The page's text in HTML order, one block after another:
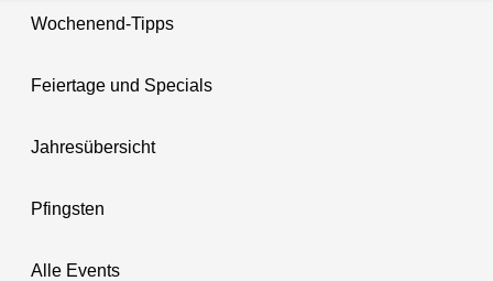
Wochenend-Tipps
Feiertage und Specials
Jahresübersicht
Pfingsten
Alle Events